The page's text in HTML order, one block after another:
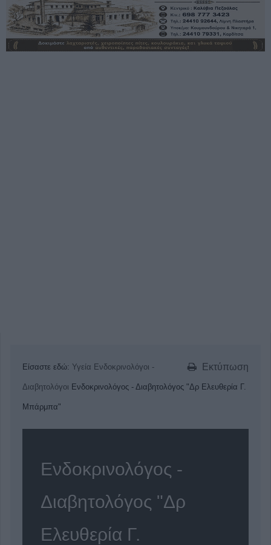
Εκτύπωση
Είσαστε εδώ: Υγεία Ενδοκρινολόγοι -
Διαβητολόγοι Ενδοκρινολόγος - Διαβητολόγος "Δρ Ελευθερία Γ.
Μπάρμπα"
Ενδοκρινολόγος -
Διαβητολόγος "Δρ
Ελευθερία Γ.